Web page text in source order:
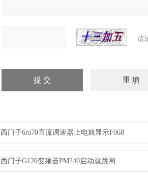
请
门子6ra70直流调速器上电就显示F068
门子G120变频器PM240启动就跳闸